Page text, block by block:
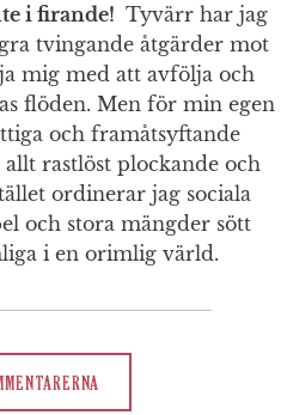
i firande! Tyvärr har jag
tvingande åtgärder mot
mig med att avfölja och
flöden. Men för min egen
och framåtsyftande
rastlöst plockande och
ordinerar jag sociala
och stora mängder sött
i en orimlig värld.